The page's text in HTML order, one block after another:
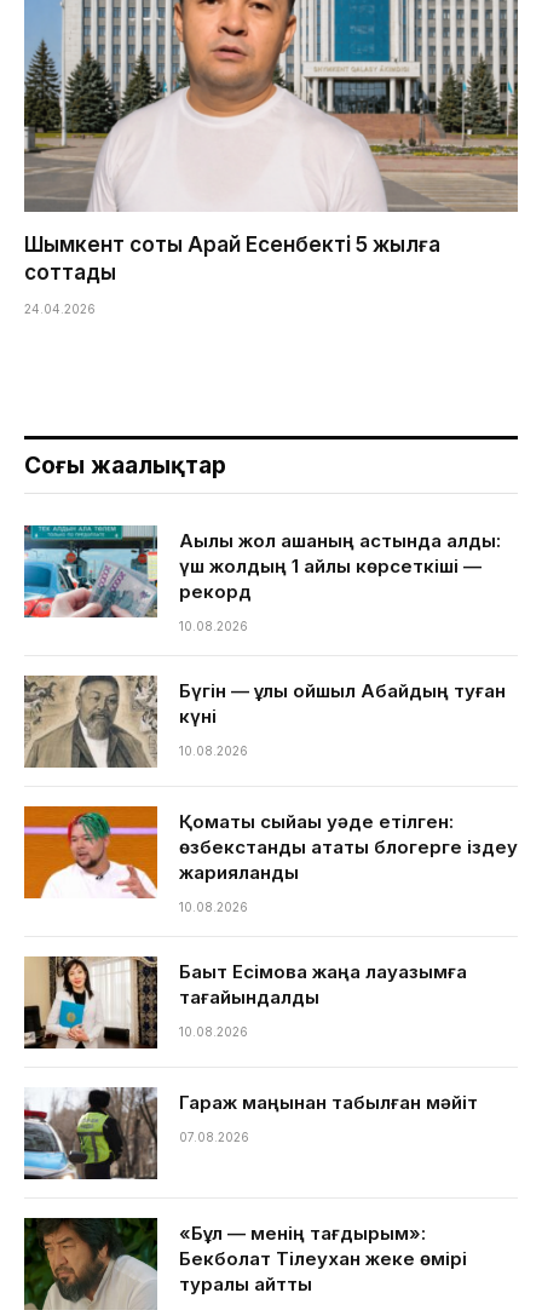
Шымкент соты Арай Есенбекті 5 жылға
соттады
24.04.2026
Соңғы жаңалықтар
Ақылы жол ақшаның астында қалды:
үш жолдың 1 айлық көрсеткіші —
рекорд
10.08.2026
Бүгін — ұлы ойшыл Абайдың туған
күні
10.08.2026
Қомақты сыйақы уәде етілген:
өзбекстандық атақты блогерге іздеу
жарияланды
10.08.2026
Бақыт Есімова жаңа лауазымға
тағайындалды
10.08.2026
Гараж маңынан табылған мәйіт
07.08.2026
«Бұл — менің тағдырым»:
Бекболат Тілеухан жеке өмірі
туралы айтты